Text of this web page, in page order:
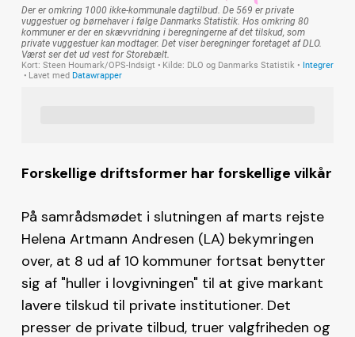
Forskellige driftsformer har forskellige vilkår
På samrådsmødet i slutningen af marts rejste
Helena Artmann Andresen (LA) bekymringen
over, at 8 ud af 10 kommuner fortsat benytter
sig af "huller i lovgivningen" til at give markant
lavere tilskud til private institutioner. Det
presser de private tilbud, truer valgfriheden og